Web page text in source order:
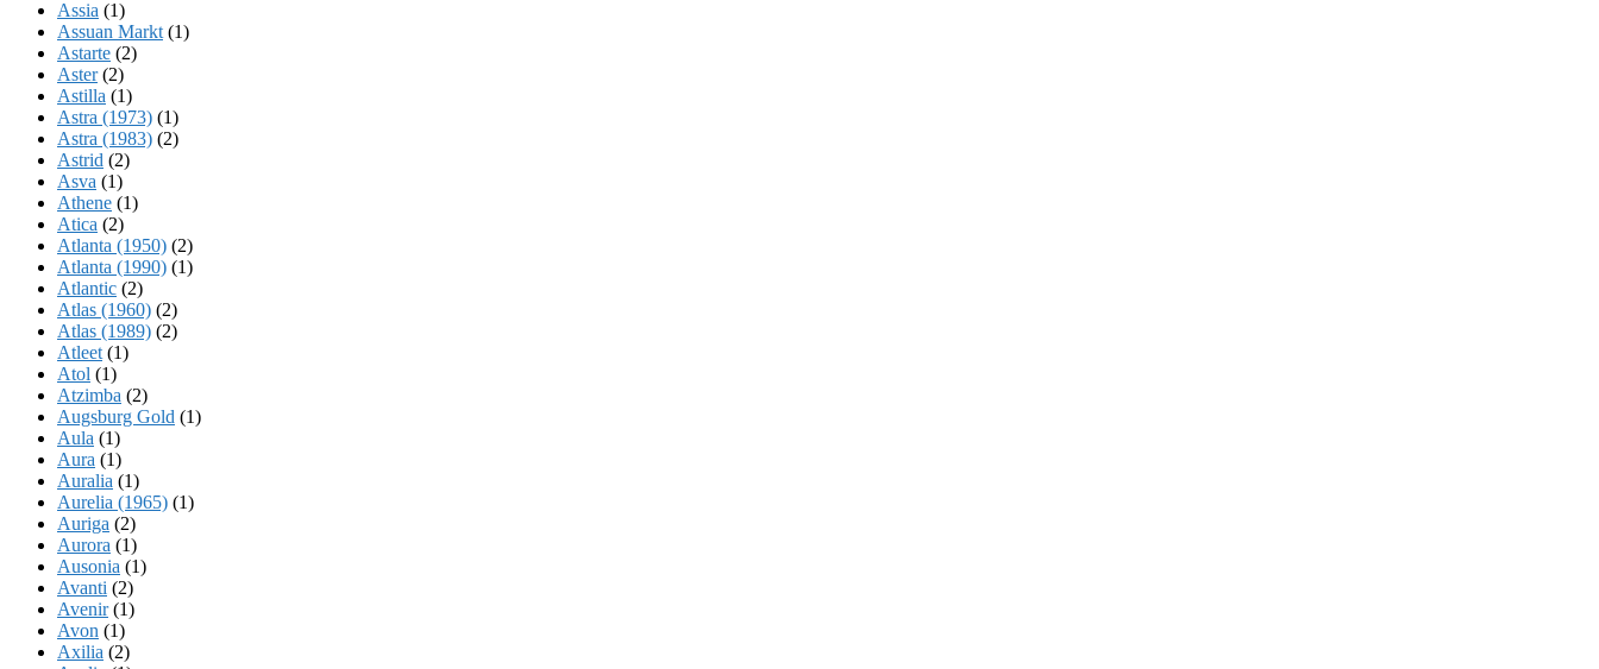
Assia (1)
Assuan Markt (1)
Astarte (2)
Aster(2)
Astilla (1)
Astra (1973) (1)
Astra (1983) (2)
Astrid (2)
Asva (1)
Athene (1)
Atica (2)
Atlanta (1950) (2)
Atlanta (1990) (1)
Atlantic (2)
Atlas (1960) (2)
Atlas (1989) (2)
Atleet (1)
Atol (1)
Atzimba (2)
Augsburg Gold (1)
Aula (1)
Aura (1)
Auralia (1)
Aurelia (1965) (1)
Auriga (2)
Aurora (1)
Ausonia (1)
Avanti (2)
Avenir(1)
Avon (1)
Axilia (2)